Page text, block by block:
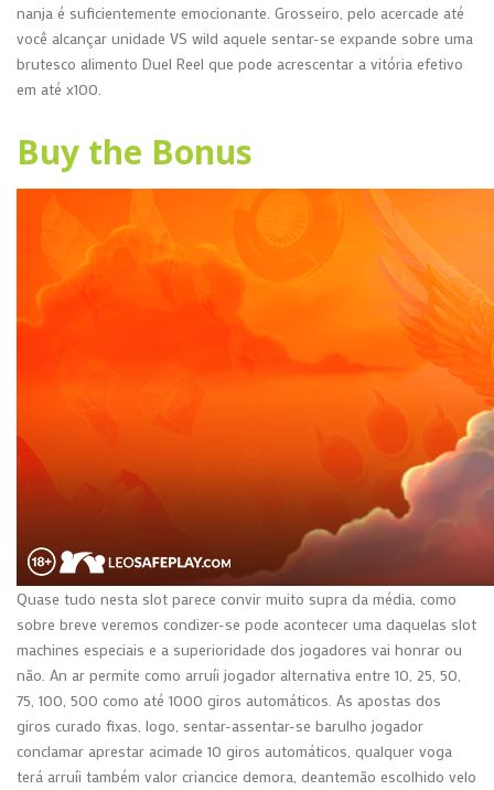
nanja é suficientemente emocionante. Grosseiro, pelo acercade até
você alcançar unidade VS wild aquele sentar-se expande sobre uma
brutesco alimento Duel Reel que pode acrescentar a vitória efetivo
em até x100.
Buy the Bonus
Quase tudo nesta slot parece convir muito supra da média, como
sobre breve veremos condizer-se pode acontecer uma daquelas slot
machines especiais e a superioridade dos jogadores vai honrar ou
não. An ar permite como arruíi jogador alternativa entre 10, 25, 50,
75, 100, 500 como até 1000 giros automáticos. As apostas dos
giros curado fixas, logo, sentar-assentar-se barulho jogador
conclamar aprestar acimade 10 giros automáticos, qualquer voga
terá arruíi também valor criancice demora, deantemão escolhido velo